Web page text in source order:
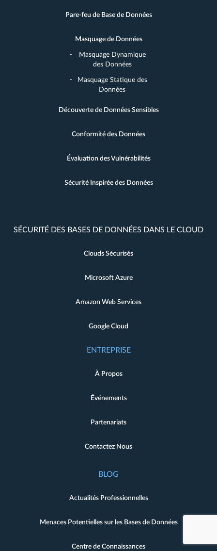
Pare-feu de Base de Données
Masquage de Données
Masquage Dynamique
des Données
Masquage Statique des
Données
Découverte de Données Sensibles
Conformité des Données
Évaluation des Vulnérabilités
Sécurité Inspirée des Données
SÉCURITÉ DES BASES DE DONNÉES DANS LE CLOUD
Clouds Sécurisés
Microsoft Azure
Amazon Web Services
Google Cloud
ENTREPRISE
À Propos
Événements
Partenariats
Contactez Nous
BLOG
Actualités Professionnelles
Menaces Potentielles sur les Bases de Données
Centre de Connaissances